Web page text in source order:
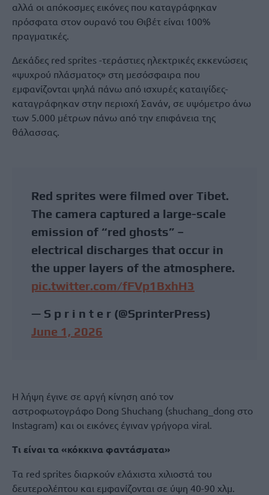
αλλά οι απόκοσμες εικόνες που καταγράφηκαν
πρόσφατα στον ουρανό του Θιβέτ είναι 100%
πραγματικές.
Δεκάδες red sprites -τεράστιες ηλεκτρικές εκκενώσεις
«ψυχρού πλάσματος» στη μεσόσφαιρα που
εμφανίζονται ψηλά πάνω από ισχυρές καταιγίδες-
καταγράφηκαν στην περιοχή Σανάν, σε υψόμετρο άνω
των 5.000 μέτρων πάνω από την επιφάνεια της
θάλασσας.
Red sprites were filmed over Tibet.
The camera captured a large-scale
emission of “red ghosts” –
electrical discharges that occur in
the upper layers of the atmosphere.
pic.twitter.com/fFVp1BxhH3
— S p r i n t e r (@SprinterPress)
June 1, 2026
Η λήψη έγινε σε αργή κίνηση από τον
αστροφωτογράφο Dong Shuchang (shuchang_dong στο
Instagram) και οι εικόνες έγιναν γρήγορα viral.
Τι είναι τα «κόκκινα φαντάσματα»
Tα red sprites διαρκούν ελάχιστα χιλιοστά του
δευτερολέπτου και εμφανίζονται σε ύψη 40-90 χλμ.